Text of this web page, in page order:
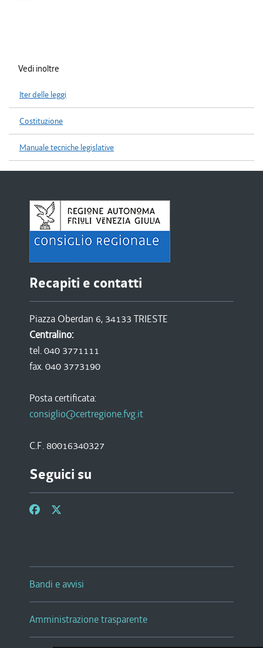
Vedi inoltre
Iter delle leggi
Costituzione
Manuale tecniche legislative
Recapiti e contatti
Piazza Oberdan 6, 34133 TRIESTE
Centralino:
tel. 040 3771111
fax. 040 3773190
Posta certificata:
consiglio@certregione.fvg.it
C.F. 80016340327
Seguici su
Bandi e avvisi
Amministrazione trasparente